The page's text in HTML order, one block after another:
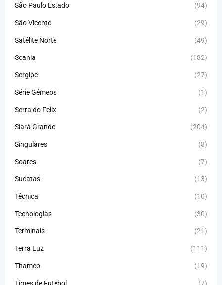
São Paulo Estado (94)
São Vicente (29)
Satélite Norte (49)
Scania (182)
Sergipe (27)
Série Gêmeos (1)
Serra do Felix (2)
Siará Grande (204)
Singulares (8)
Soares (7)
Sucatas (13)
Técnica (10)
Tecnologias (30)
Terminais (21)
Terra Luz (111)
Thamco (19)
Times de Futebol (7)